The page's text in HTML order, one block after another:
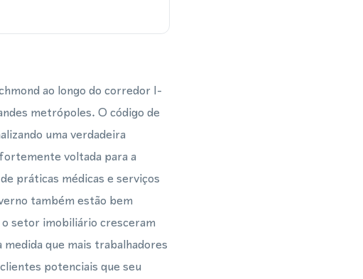
ao longo do corredor I-
metrópoles. O código de
uma verdadeira
voltada para a
práticas médicas e serviços
também estão bem
setor imobiliário cresceram
que mais trabalhadores
potenciais que seu